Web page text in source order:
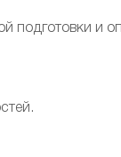
подготовки и